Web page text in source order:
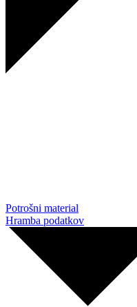
Potrošni material
Hramba podatkov